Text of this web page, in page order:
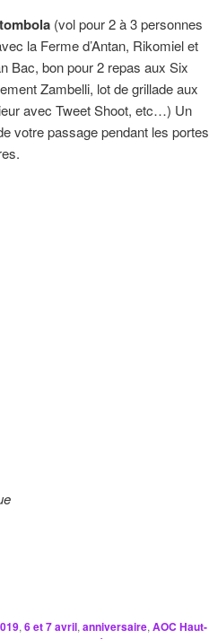
tombola (vol pour 2 à 3 personnes
la Ferme d’Antan, Rikomiel et
Bac, bon pour 2 repas aux Six
Zambelli, lot de grillade aux
avec Tweet Shoot, etc…) Un
votre passage pendant les portes
,6 et 7 avril,anniversaire,AOC Haut-